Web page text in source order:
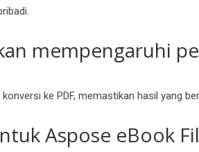
mempengaruhi
ke PDF, memastikan hasil yang
Aspose eBook